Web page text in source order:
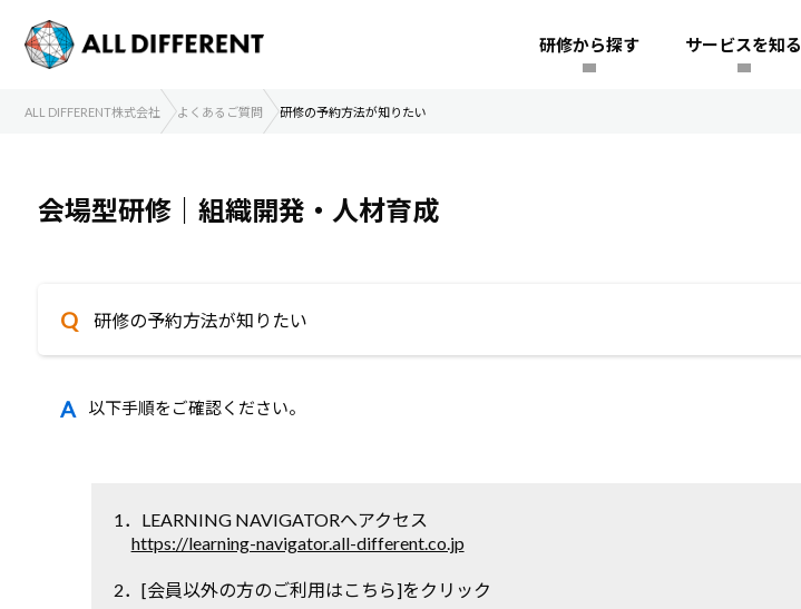
研修から探す サービスを知る
ALL DIFFERENT株式会社 よくあるご質問 研修の予約方法が知りたい
会場型研修｜組織開発・人材育成
研修の予約方法が知りたい
以下手順をご確認ください。
1．LEARNING NAVIGATORへアクセス
https://learning-navigator.all-different.co.jp
2．[会員以外の方のご利用はこちら]をクリック